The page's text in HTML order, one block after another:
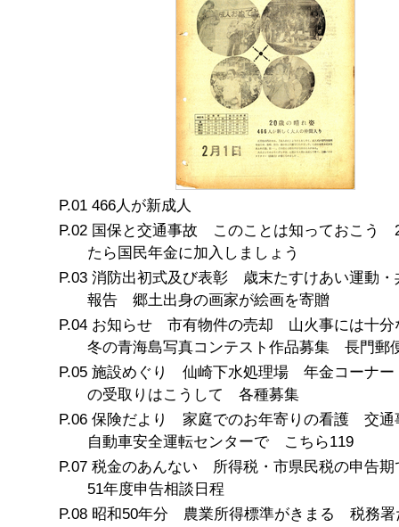
466人が新成人
国保と交通事故 このことは知っておこう
たら国民年金に加入しましょう
消防出初式及び表彰 歳末たすけあい運動・
報告 郷土出身の画家が絵画を寄贈
お知らせ 市有物件の売却 山火事には十
冬の青海島写真コンテスト作品募集 長門郵
施設めぐり 仙崎下水処理場 年金コーナ
の受取りはこうして 各種募集
保険だより 家庭でのお年寄りの看護 交通
自動車安全運転センターで こちら119
税金のあんない 所得税・市県民税の申告
51年度申告相談日程
昭和50年分 農業所得標準がきまる 税務